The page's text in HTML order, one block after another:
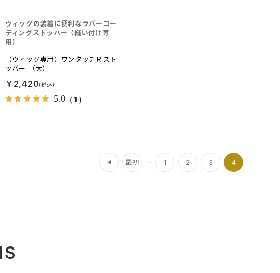
（ウィッグ専用）ワンタッチＲスト
ッパー （大）
ウィッグの装着に便利なラバーコー
ティングストッパー（縫い付け専
用）
￥2,420
5.0 （1）
最初
前
1 2 3 4